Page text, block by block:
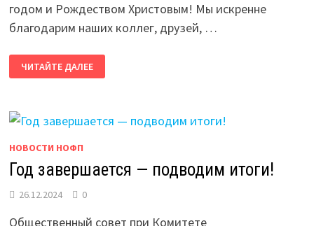
годом и Рождеством Христовым! Мы искренне
благодарим наших коллег, друзей, …
ФЕДЕРАЦИЮ
ПРОФСОЮЗОВ
ПОЗДРАВЛЯЮТ
И
РОЖДЕСТВОМ!
ЧИТАЙТЕ ДАЛЕЕ
НОВОСТИ НОФП
Год завершается — подводим итоги!
26.12.2024 0
Общественный совет при Комитете